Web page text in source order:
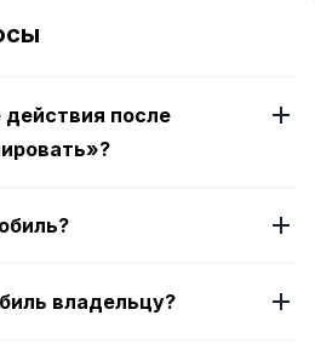
после
владельцу?